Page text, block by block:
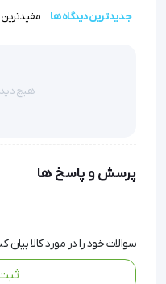
مطمئن در جهت حفظ
پراکسی استیک اسید و
جدیدترین دیدگاه ها مفیدترین
هیچ
پرسش و پاسخ ها
سوالات خود را در مورد کالا بیان